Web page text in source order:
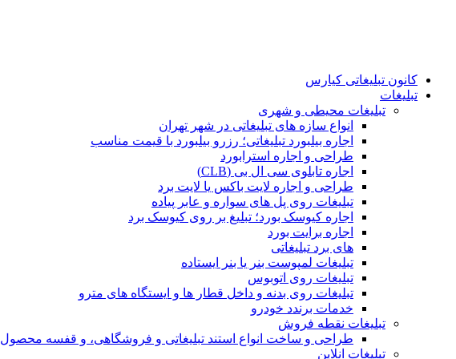
کانون تبلیغاتی کیارس
تبلیغات
تبلیغات محیطی و شهری
انواع سازه‌ های تبلیغاتی در شهر تهران
اجاره بیلبورد تبلیغاتی؛ رزرو بیلبورد با قیمت مناسب
طراحی و اجاره استرابورد
اجاره تابلوی سی ال بی (CLB)
طراحی و اجاره لایت باکس یا لایت برد
تبلیغات روی پل های سواره و عابر پیاده
اجاره کیوسک بورد؛ تبلیغ بر روی کیوسک برد
اجاره برایت بورد
های برد تبلیغاتی
تبلیغات لمپوست بنر یا بنر ایستاده
تبلیغات روی اتوبوس
تبلیغات روی بدنه و داخل قطار ها و ایستگاه های مترو
خدمات برندد خودرو
تبلیغات نقطه فروش
طراحی و ساخت انواع استند تبلیغاتی و فروشگاهی، و قفسه محصول
تبلیغات انلاین